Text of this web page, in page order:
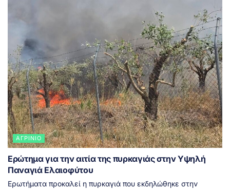
ΑΓΡΊΝΙΟ
Ερώτημα για την αιτία της πυρκαγιάς στην Υψηλή
Παναγιά Ελαιοφύτου
Ερωτήματα προκαλεί η πυρκαγιά που εκδηλώθηκε στην